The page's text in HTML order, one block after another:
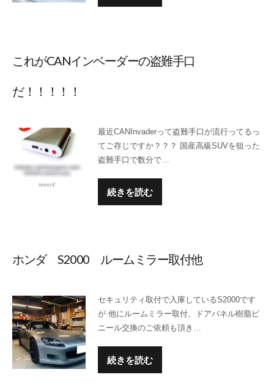
これがCANインベーダーの盗難手口
だ！！！！！
最近CANInvaderって盗難手口が流行ってるっ
てご存じですか？？？ 国産高級SUVを狙った
盗難手口で数分で…
続きを読む
ホンダ S2000 ルームミラー取付他
セキュリティ取付で入庫しているS2000です
が 他にルームミラー取付、ドアパネル樹脂ビ
ニール交換のご依頼も頂き…
続きを読む